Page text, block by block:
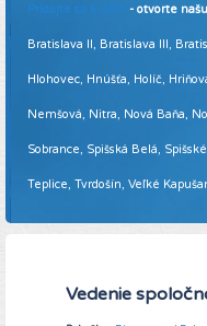
Pridajte sa k nám - otvorte
Bratislava II, Bratislava III,
Hlohovec, Hnúšťa, Holíč,
Nemšová, Nitra, Nová Baňa,
Sobrance, Spišská Belá,
Teplice, Tvrdošín, Veľké
Vedenie